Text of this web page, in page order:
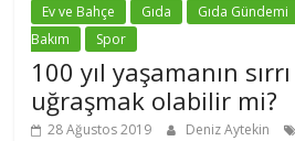
Ev ve Bahçe Gıda Gıda Gündemi
Bakım
Spor
100 yıl yaşamanın
uğraşmak olabilir mi?
28 Ağustos 2019 Deniz Aytekin